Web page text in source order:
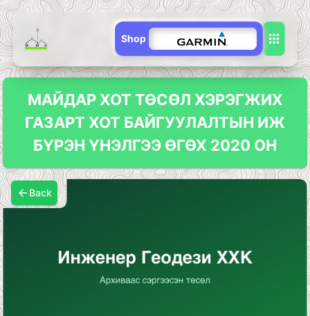
Shop
МАЙДАР ХОТ ТӨСӨЛ ХЭРЭГЖИХ
ГАЗАРТ ХОТ БАЙГУУЛАЛТЫН ИЖ
БҮРЭН ҮНЭЛГЭЭ ӨГӨХ 2020 ОН
Back